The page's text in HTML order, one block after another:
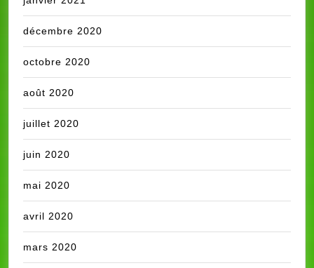
décembre 2020
octobre 2020
août 2020
juillet 2020
juin 2020
mai 2020
avril 2020
mars 2020